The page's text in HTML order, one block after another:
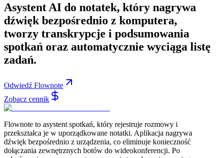
Asystent AI do notatek, który nagrywa
dźwięk bezpośrednio z komputera,
tworzy transkrypcje i podsumowania
spotkań oraz automatycznie wyciąga listę
zadań.
Odwiedź Flownote
Zobacz cennik
Flownote to asystent spotkań, który rejestruje rozmowy i
przekształca je w uporządkowane notatki. Aplikacja nagrywa
dźwięk bezpośrednio z urządzenia, co eliminuje konieczność
dołączania zewnętrznych botów do wideokonferencji. Po